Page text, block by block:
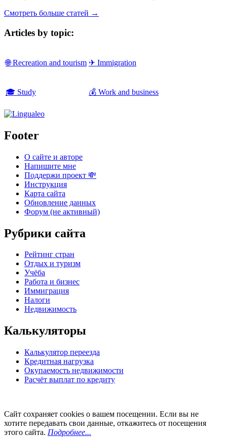
Смотреть больше статей →
Articles by topic:
🌐 Recreation and tourism ✈ Immigration
🎓 Study 💰 Work and business
Footer
О сайте и авторе
Напишите мне
Поддержи проект 💸
Инструкция
Карта сайта
Обновление данных
Форум (не активный)
Рубрики сайта
Рейтинг стран
Отдых и туризм
Учёба
Работа и бизнес
Иммиграция
Налоги
Недвижимость
Калькуляторы
Калькулятор переезда
Кредитная нагрузка
Окупаемость недвижимости
Расчёт выплат по кредиту
Сайт сохраняет cookies о вашем посещении. Если вы не
хотите передавать свои данные, откажитесь от посещения
этого сайта. Подробнее...